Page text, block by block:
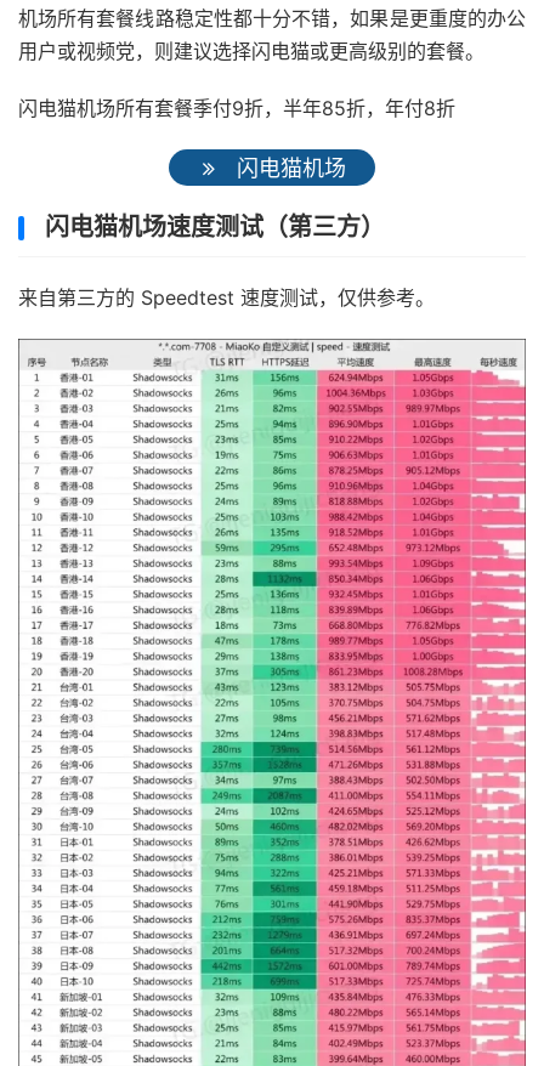
机场所有套餐线路稳定性都十分不错，如果是更重度的办公
用户或视频党，则建议选择闪电猫或更高级别的套餐。
闪电猫机场所有套餐季付9折，半年85折，年付8折
闪电猫机场
闪电猫机场速度测试（第三方）
来自第三方的 Speedtest 速度测试，仅供参考。